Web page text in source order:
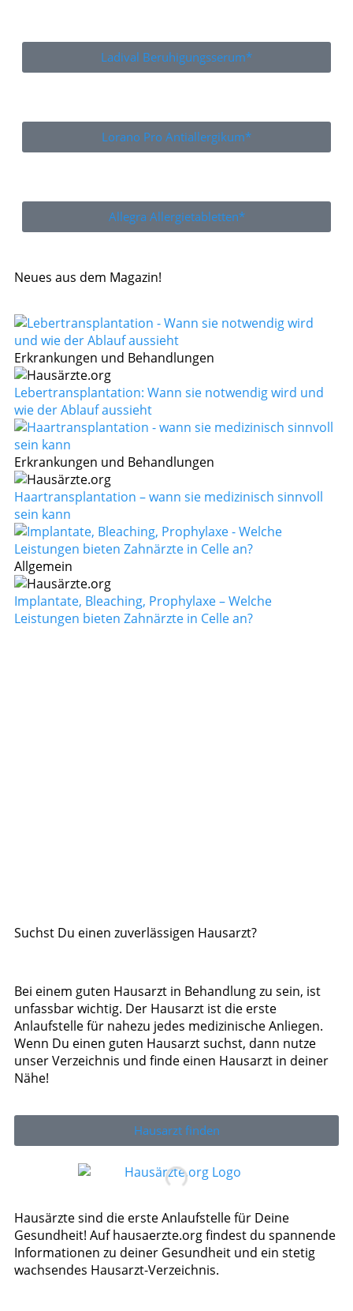
Ladival Beruhigungsserum*
Lorano Pro Antiallergikum*
Allegra Allergietabletten*
Neues aus dem Magazin!
Erkrankungen und Behandlungen
Lebertransplantation: Wann sie notwendig wird und
wie der Ablauf aussieht
Erkrankungen und Behandlungen
Haartransplantation – wann sie medizinisch sinnvoll
sein kann
Allgemein
Implantate, Bleaching, Prophylaxe – Welche
Leistungen bieten Zahnärzte in Celle an?
Suchst Du einen zuverlässigen Hausarzt?
Bei einem guten Hausarzt in Behandlung zu sein, ist
unfassbar wichtig. Der Hausarzt ist die erste
Anlaufstelle für nahezu jedes medizinische Anliegen.
Wenn Du einen guten Hausarzt suchst, dann nutze
unser Verzeichnis und finde einen Hausarzt in deiner
Nähe!
Hausarzt finden
Hausärzte sind die erste Anlaufstelle für Deine
Gesundheit! Auf hausaerzte.org findest du spannende
Informationen zu deiner Gesundheit und ein stetig
wachsendes Hausarzt-Verzeichnis.